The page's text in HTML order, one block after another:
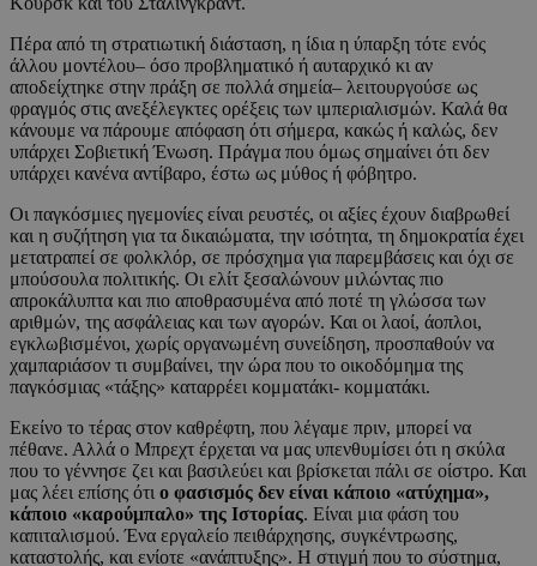
Πέρα από τη στρατιωτική διάσταση, η ίδια η ύπαρξη τότε ενός
άλλου μοντέλου– όσο προβληματικό ή αυταρχικό κι αν
αποδείχτηκε στην πράξη σε πολλά σημεία– λειτουργούσε ως
φραγμός στις ανεξέλεγκτες ορέξεις των ιμπεριαλισμών. Καλά θα
κάνουμε να πάρουμε απόφαση ότι σήμερα, κακώς ή καλώς, δεν
υπάρχει Σοβιετική Ένωση. Πράγμα που όμως σημαίνει ότι δεν
υπάρχει κανένα αντίβαρο, έστω ως μύθος ή φόβητρο.
Οι παγκόσμιες ηγεμονίες είναι ρευστές, οι αξίες έχουν διαβρωθεί
και η συζήτηση για τα δικαιώματα, την ισότητα, τη δημοκρατία έχει
μετατραπεί σε φολκλόρ, σε πρόσχημα για παρεμβάσεις και όχι σε
μπούσουλα πολιτικής. Οι ελίτ ξεσαλώνουν μιλώντας πιο
απροκάλυπτα και πιο αποθρασυμένα από ποτέ τη γλώσσα των
αριθμών, της ασφάλειας και των αγορών. Και οι λαοί, άοπλοι,
εγκλωβισμένοι, χωρίς οργανωμένη συνείδηση, προσπαθούν να
χαμπαριάσον τι συμβαίνει, την ώρα που το οικοδόμημα της
παγκόσμιας «τάξης» καταρρέει κομματάκι- κομματάκι.
Εκείνο το τέρας στον καθρέφτη, που λέγαμε πριν, μπορεί να
πέθανε. Αλλά ο Μπρεχτ έρχεται να μας υπενθυμίσει ότι η σκύλα
που το γέννησε ζει και βασιλεύει και βρίσκεται πάλι σε οίστρο. Και
μας λέει επίσης ότι o φασισμός δεν είναι κάποιο «ατύχημα»,
κάποιο «καρούμπαλο» της Ιστορίας. Είναι μια φάση του
καπιταλισμού. Ένα εργαλείο πειθάρχησης, συγκέντρωσης,
καταστολής, και ενίοτε «ανάπτυξης». Η στιγμή που το σύστημα,